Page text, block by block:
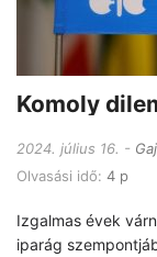
Komoly
2024. július 16.
Olvasási idő: 4 p
Izgalmas évek
iparág